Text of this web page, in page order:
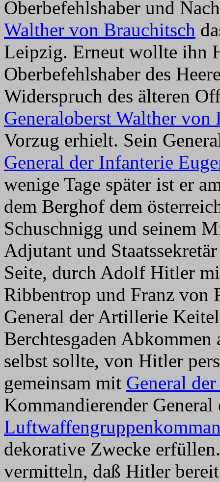
Oberbefehlshaber und
Walther von Brauchitsch
Leipzig. Erneut wollte ihn
Oberbefehlshaber des
Widerspruch des älteren
Generaloberst Walther von
Vorzug erhielt. Sein
General der Infanterie
wenige Tage später ist er
dem Berghof dem
Schuschnigg und seinem
Adjutant und
Seite, durch Adolf Hitler
Ribbentrop und Franz von
General der Artillerie
Berchtesgaden
selbst sollte, von Hitler
gemeinsam mit General
Kommandierender General
dekorative Zwecke
vermitteln, daß Hitler